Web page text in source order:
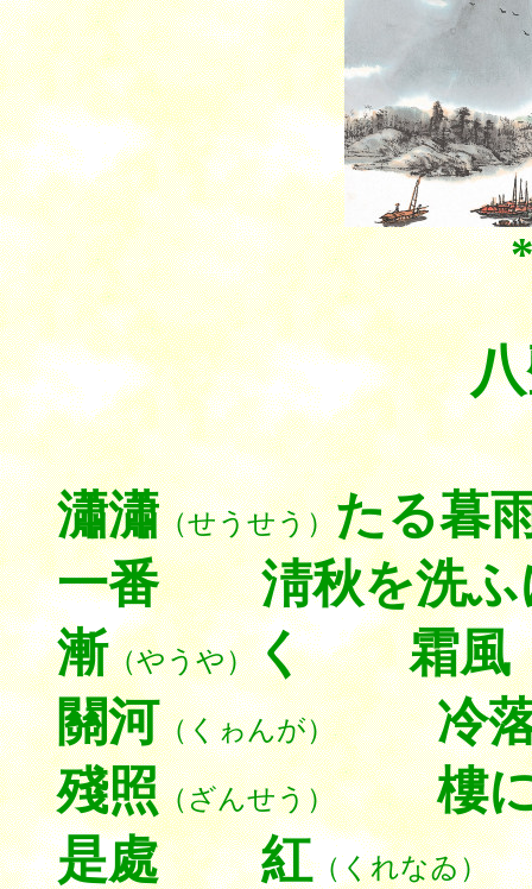
瀟瀟（せうせう）たる暮
一番 淸秋を洗
漸（やうや）く 霜風
關河（くゎんが）冷落
殘照（ざんせう）樓に
是處 紅（くれなゐ）